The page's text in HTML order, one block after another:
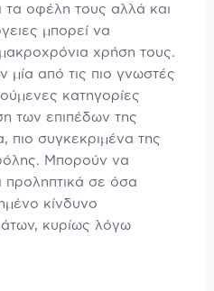
τα οφέλη τους αλλά και
μπορεί να
χρήση τους.
μία από τις πιο γνωστές
κατηγορίες
των επιπέδων της
πιο συγκεκριμένα της
Μπορούν να
προληπτικά σε όσα
κίνδυνο
κυρίως λόγω